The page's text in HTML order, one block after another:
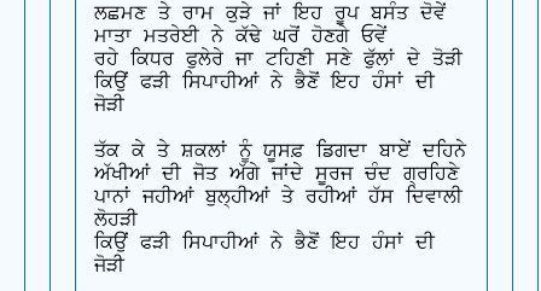
ਲਛਮਣ ਤੇ ਰਾਮ ਕੁੜੇ ਜਾਂ ਇਹ ਰੂਪ ਬਸੰਤ ਦੋਵੇਂ
ਮਾਤਾ ਮਤਰੇਈ ਨੇ ਕੱਢੇ ਘਰੋਂ ਹੋਣਗੇ ਓਵੇਂ
ਰਹੇ ਕਿਧਰ ਫੁਲੇਰੇ ਜਾ ਟਹਿਣੀ ਸਣੇ ਫੁੱਲਾਂ ਦੇ ਤੋੜੀ
ਕਿਉਂ ਫੜੀ ਸਿਪਾਹੀਆਂ ਨੇ ਭੈਣੋਂ ਇਹ ਹੰਸਾਂ ਦੀ
ਜੋੜੀ
ਤੱਕ ਕੇ ਤੇ ਸ਼ਕਲਾਂ ਨੂੰ ਯੂਸਫ਼ ਡਿਗਦਾ ਬਾਏਂ ਦਹਿਨੇ
ਅੱਖੀਆਂ ਦੀ ਜੋਤ ਅੱਗੇ ਜਾਂਦੇ ਸੂਰਜ ਚੰਦ ਗ੍ਰਹਿਣੇ
ਪਾਨਾਂ ਜਹੀਆਂ ਬੁਲ੍ਹੀਆਂ ਤੇ ਰਹੀਆਂ ਹੱਸ ਦਿਵਾਲੀ
ਲੋਹੜੀ
ਕਿਉਂ ਫੜੀ ਸਿਪਾਹੀਆਂ ਨੇ ਭੈਣੋਂ ਇਹ ਹੰਸਾਂ ਦੀ
ਜੋੜੀ